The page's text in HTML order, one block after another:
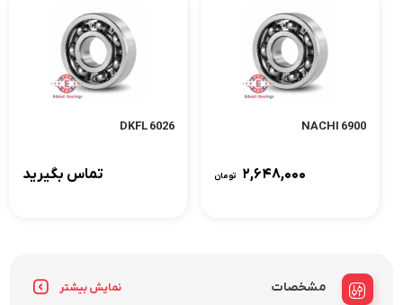
6900 NACHI
۲,۶۴۸,۰۰۰ تومان
6026 DKFL
تماس بگیرید
مشخصات نمایش بیشتر